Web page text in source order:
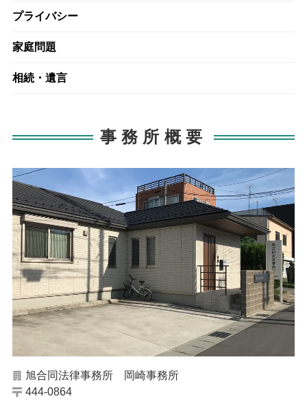
プライバシー
家庭問題
相続・遺言
事務所概要
旭合同法律事務所 岡崎事務所
444-0864